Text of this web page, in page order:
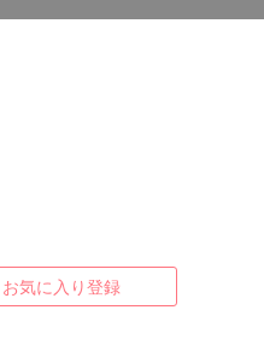
お気に入り登録